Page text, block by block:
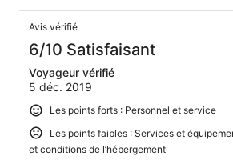
Avis vérifié
6/10 Satisfaisant
Voyageur vérifié
5 déc. 2019
Les points forts : Personnel et service
Les points faibles : Services et
et conditions de l’hébergement